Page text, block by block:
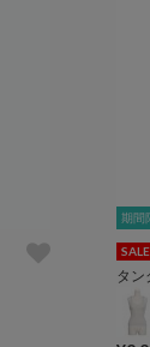
期間
期間
SALE
タン